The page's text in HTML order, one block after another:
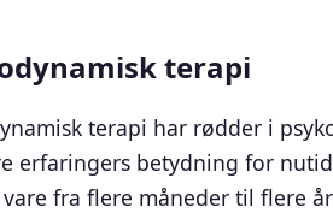
terapi
terapi har rødder i
erfaringers betydning for
fra flere måneder til flere